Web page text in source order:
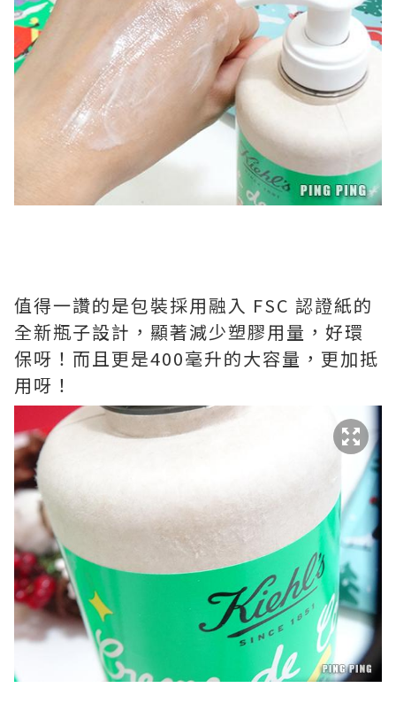
值得一讚的是包裝採用融入 FSC 認證紙的
全新瓶子設計，顯著減少塑膠用量，好環
保呀！而且更是400毫升的大容量，更加抵
用呀！